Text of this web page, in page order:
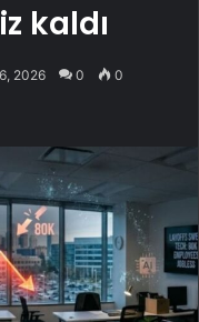
kaldı
2026 0 0